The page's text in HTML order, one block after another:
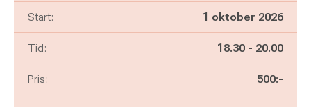
Start: 1 oktober 2026
Tid: Pågår mellan
18.30 - och
20.00
Pris: 500:-